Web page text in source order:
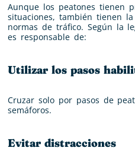
Aunque los peatones tienen
situaciones, también tienen
normas de tráfico. Según la
es responsable de:
Utilizar los pasos
Cruzar solo por pasos de
semáforos.
Evitar distracciones